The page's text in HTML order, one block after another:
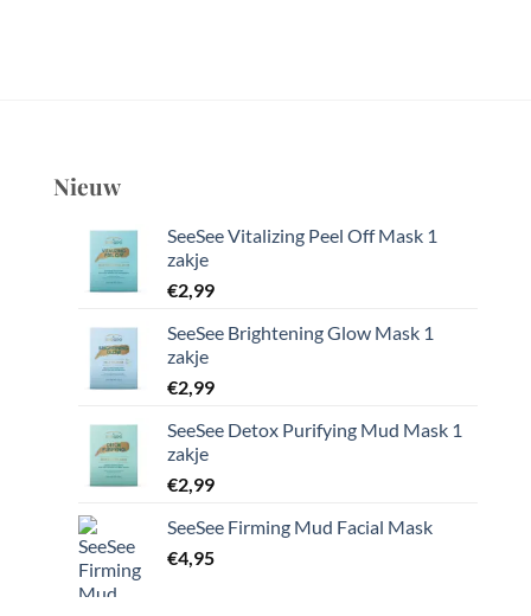
Nieuw
SeeSee Vitalizing Peel Off Mask 1
zakje
€2,99
SeeSee Brightening Glow Mask 1
zakje
€2,99
SeeSee Detox Purifying Mud Mask 1
zakje
€2,99
SeeSee Firming Mud Facial Mask
€4,95